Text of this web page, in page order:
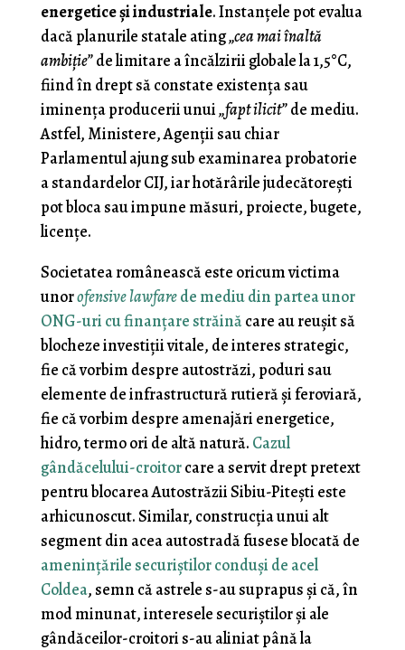
energetice şi industriale. Instanţele pot evalua
dacă planurile statale ating„cea mai înaltă
ambiţie”de limitare a încălzirii globale la 1,5°C,
fiind în drept să constate existenţa sau
iminenţa producerii unui„fapt ilicit”de mediu.
Astfel, Ministere, Agenţii sau chiar
Parlamentul ajung sub examinarea probatorie
a standardelor CIJ, iar hotărârile judecătoreşti
pot bloca sau impune măsuri, proiecte, bugete,
licenţe.
Societatea românească este oricum victima
unorofensive lawfarede mediu din partea unor
ONG-uri cu finanţare străinăcare au reuşit să
blocheze investiţii vitale, de interes strategic,
fie că vorbim despre autostrăzi, poduri sau
elemente de infrastructură rutieră şi feroviară,
fie că vorbim despre amenajări energetice,
hidro, termo ori de altă natură. Cazul
gândăcelului-croitorcare a servit drept pretext
pentru blocarea Autostrăzii Sibiu-Piteşti este
arhicunoscut. Similar, construcţia unui alt
segment din acea autostradă fusese blocată de
ameninţările securiştilor conduşi de acel
Coldea, semn că astrele s-au suprapus şi că, în
mod minunat, interesele securiştilor şi ale
gândăceilor-croitori s-au aliniat până la